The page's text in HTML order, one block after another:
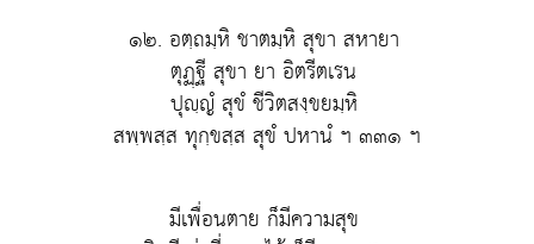
๑๒. อตฺถมฺหิ ชาตมฺหิ สุขา สหายา
ตุฏฺฐี สุขา ยา อิตรีตเรน
ปุญฺญํ สุขํ ชีวิตสงฺขยมฺหิ
สพฺพสฺส ทุกฺขสฺส สุขํ ปหานํ ฯ ๓๓๑ ฯ
มีเพื่อนตาย ก็มีความสุข